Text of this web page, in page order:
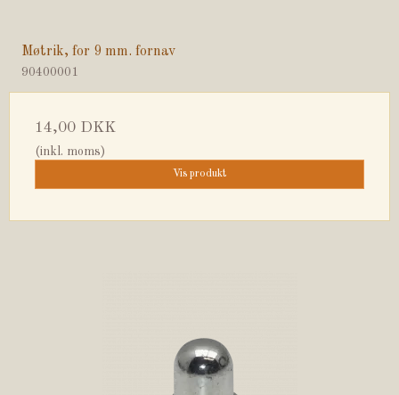
Møtrik, for 9 mm. fornav
90400001
14,00 DKK
(inkl. moms)
Vis produkt